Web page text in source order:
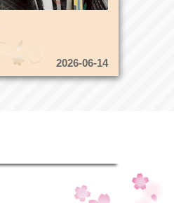
2026-06-14